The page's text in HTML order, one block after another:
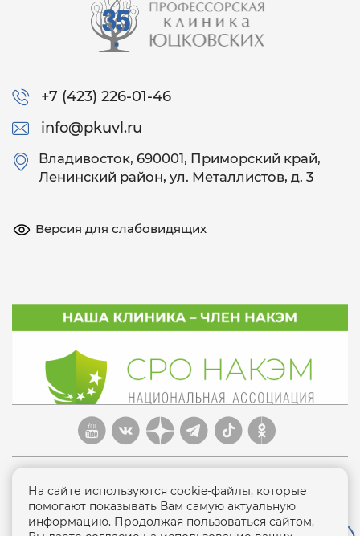
+7 (423) 226-01-46
info@pkuvl.ru
Владивосток, 690001, Приморский край,
Ленинский район, ул. Металлистов, д. 3
Версия для слабовидящих
Политика конфиденциальности
На сайте используются cookie-файлы, которые
помогают показывать Вам самую актуальную
информацию. Продолжая пользоваться сайтом,